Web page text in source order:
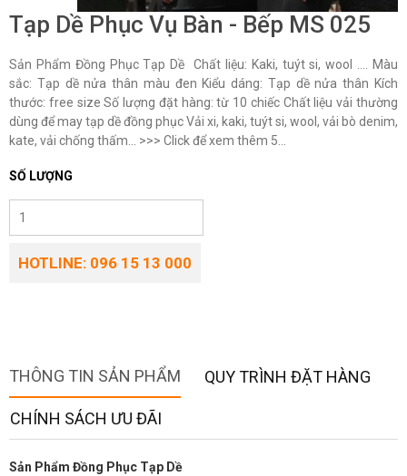
Tạp Dề Phục Vụ Bàn - Bếp MS 025
Sản Phẩm Đồng Phục Tạp Dề Chất liệu: Kaki, tuýt si, wool …. Màu
sắc: Tạp dề nửa thân màu đen Kiểu dáng: Tạp dề nửa thân Kích
thước: free size Số lượng đặt hàng: từ 10 chiếc Chất liệu vải thường
dùng để may tạp dề đồng phục Vải xi, kaki, tuýt si, wool, vải bò denim,
kate, vải chống thấm... >>> Click để xem thêm 5...
SỐ LƯỢNG
HOTLINE: 096 15 13 000
THÔNG TIN SẢN PHẨM QUY TRÌNH ĐẶT HÀNG
CHÍNH SÁCH ƯU ĐÃI
Sản Phẩm Đồng Phục Tạp Dề